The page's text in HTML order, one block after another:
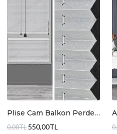
Plise Cam Balkon Perde
0,00TL 550,00TL